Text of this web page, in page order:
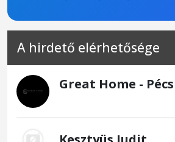
A hirdető elérhetősége
Great Home - Pécs